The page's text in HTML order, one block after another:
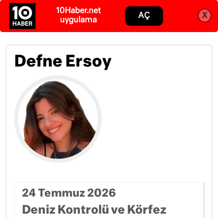
10Haber.net
uygulama
AÇ X
Abone ol Giriş
Defne Ersoy
24 Temmuz 2026
Deniz Kontrolü ve Körfez